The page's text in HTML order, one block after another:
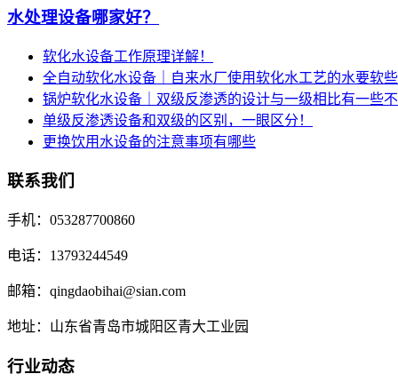
水处理设备哪家好？
软化水设备工作原理详解！
全自动软化水设备｜自来水厂使用软化水工艺的水要软些
锅炉软化水设备｜双级反渗透的设计与一级相比有一些
单级反渗透设备和双级的区别，一眼区分！
更换饮用水设备的注意事项有哪些
联系我们
手机：053287700860
电话：13793244549
邮箱：qingdaobihai@sian.com
地址：山东省青岛市城阳区青大工业园
行业动态